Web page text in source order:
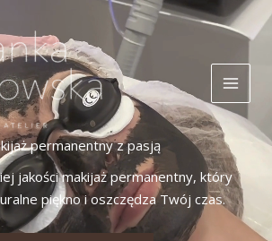
MAIN
permanentny z pasją
jakości makijaż permanentny, który
piękno i oszczędza Twój czas.